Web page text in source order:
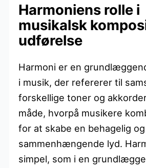
Harmoniens rolle i
musikalsk
udførelse
Harmoni er en
i musik, der refererer til
forskellige toner og
måde, hvorpå musikere
for at skabe en behagelig og
sammenhængende lyd.
simpel, som i en